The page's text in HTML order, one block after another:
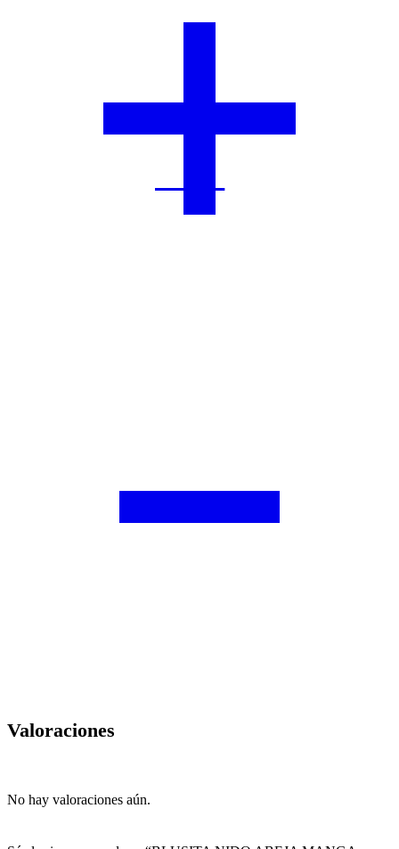
Valoraciones
No hay valoraciones aún.